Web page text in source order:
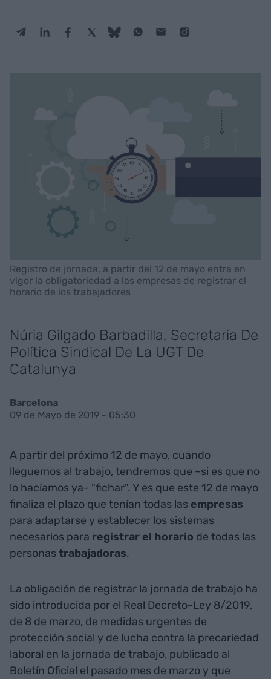
Registro de jornada, a partir del 12 de mayo entra en
vigor la obligatoriedad a las empresas de registrar el
horario de los trabajadores
Núria Gilgado Barbadilla, Secretaria De
Política Sindical De La UGT De
Catalunya
Barcelona
09 de Mayo de 2019 - 05:30
A partir del próximo 12 de mayo, cuando
lleguemos al trabajo, tendremos que –si es que no
lo hacíamos ya- "fichar". Y es que este 12 de mayo
finaliza el plazo que tenían todas las empresas
para adaptarse y establecer los sistemas
necesarios para registrar el horario de todas las
personastrabajadoras.
La obligación de registrar la jornada de trabajo ha
sido introducida por el Real Decreto-Ley 8/2019,
de 8 de marzo, de medidas urgentes de
protección social y de lucha contra la precariedad
laboral en la jornada de trabajo, publicado al
Boletín Oficial el pasado mes de marzo y que